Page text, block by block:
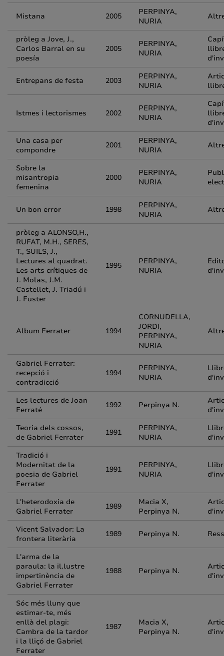
Mistana 2005
PERPINYA,
NURIA
pròleg a Jove, J.,
Carlos Barral en su
poesía
2005
PERPINYA,
NURIA
Entrepans de festa 2003
PERPINYA,
NURIA
Istmes i lectorismes 2002
PERPINYA,
NURIA
Una casa per
compondre
2001
PERPINYA,
NURIA
Sobre la
misantropia
femenina
2000
PERPINYA,
NURIA
Un bon error 1998
PERPINYA,
NURIA
pròleg a ALONSO,H.,
RUFAT, M.H., SERES,
T., SUILS, J.,
Lectures al quadrat.
Les arts crítiques de
J. Molas, J.M.
Castellet, J. Triadú i
J. Fuster
1995
PERPINYA,
NURIA
Album Ferrater 1994
CORNUDELLA,
JORDI,
PERPINYA,
NURIA
Gabriel Ferrater:
recepció i
contradicció
1994
PERPINYA,
NURIA
Les lectures de Joan
Ferraté
1992 Perpinya N.
Teoria dels cossos,
de Gabriel Ferrater
1991
PERPINYA,
NURIA
Tradició i
Modernitat de la
poesia de Gabriel
Ferrater
1991
PERPINYA,
NURIA
L'heterodoxia de
Gabriel Ferrater
1989
Macia X,
Perpinya N.
Vicent Salvador: La
frontera literària
1989 Perpinya N.
L'arma de la
paraula: la il.lustre
impertinència de
Gabriel Ferrater
1988 Perpinya N.
Sóc més lluny que
estimar-te, més
enllà del plagi:
Cambra de la tardor
i la lliçó de Gabriel
Ferrater
1987
Macia X,
Perpinya N.